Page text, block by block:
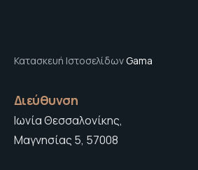
Κατασκευή ΙστοσελίδωνGama
Διεύθυνση
Ιωνία Θεσσαλονίκης,
Μαγνησίας 5, 57008